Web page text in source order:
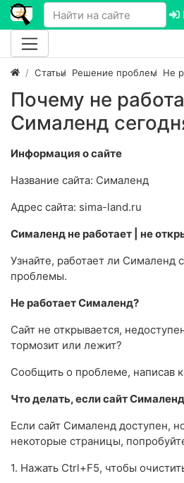
Статьи Решение проблем Не
Почему не
Сималенд
Информация о сайте
Название сайта: Сималенд
Адрес сайта: sima-land.ru
Сималенд не работает | не
Узнайте, работает ли Сималенд
проблемы.
Не работает Сималенд?
Сайт не открывается,
тормозит или лежит?
Сообщить о проблеме, написав
Что делать, если сайт
Если сайт Сималенд доступен,
некоторые страницы,
1. Нажать Ctrl+F5, чтобы